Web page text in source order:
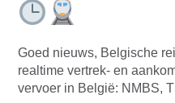
Goed nieuws, Belgische
realtime vertrek- en
vervoer in België: NMBS,